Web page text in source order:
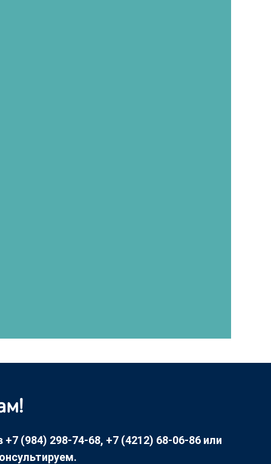
(984) 298-74-68, +7 (4212) 68-06-86 или